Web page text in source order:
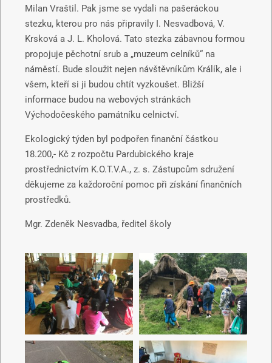
Milan Vraštil. Pak jsme se vydali na pašeráckou
stezku, kterou pro nás připravily I. Nesvadbová, V.
Krsková a J. L. Kholová. Tato stezka zábavnou formou
propojuje pěchotní srub a „muzeum celníků“ na
náměstí. Bude sloužit nejen návštěvníkům Králík, ale i
všem, kteří si ji budou chtít vyzkoušet. Bližší
informace budou na webových stránkách
Východočeského památníku celnictví.
Ekologický týden byl podpořen finanční částkou
18.200,- Kč z rozpočtu Pardubického kraje
prostřednictvím K.O.T.V.A., z. s. Zástupcům sdružení
děkujeme za každoroční pomoc při získání finančních
prostředků.
Mgr. Zdeněk Nesvadba, ředitel školy